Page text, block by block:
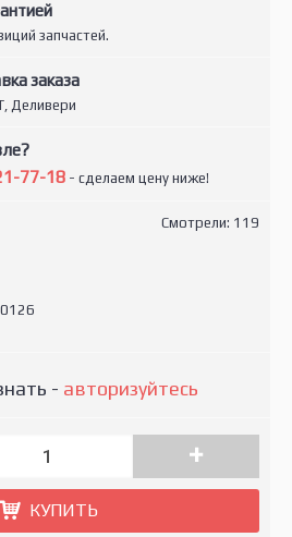
запчастей.
заказа
Деливери
77-18 - сделаем цену ниже!
Смотрели: 119
- авторизуйтесь
+
КУПИТЬ